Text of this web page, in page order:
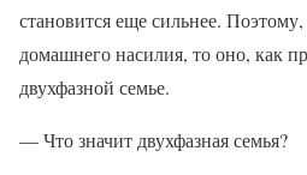
становится еще сильнее. Поэтому,
домашнего насилия, то оно, как
двухфазной семье.
— Что значит двухфазная семья?